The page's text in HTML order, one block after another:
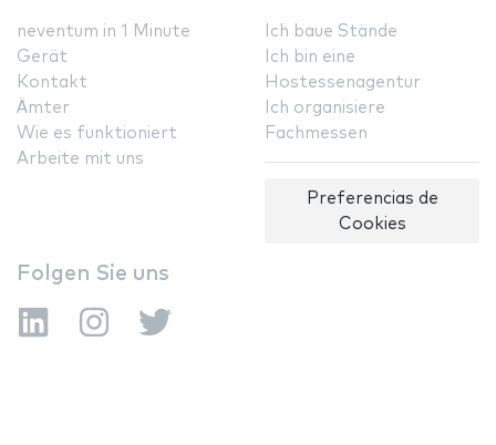
neventum in 1 Minute
Gerät
Kontakt
Ämter
Wie es funktioniert
Arbeite mit uns
Ich baue Stände
Ich bin eine
Hostessenagentur
Ich organisiere
Fachmessen
Preferencias de
Cookies
Folgen Sie uns